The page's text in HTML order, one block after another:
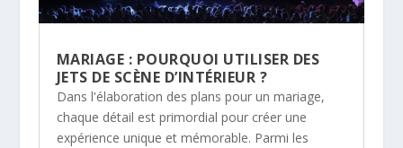
MARIAGE : POURQUOI UTILISER DES
JETS DE SCÈNE D’INTÉRIEUR ?
Dans l'élaboration des plans pour un mariage,
chaque détail est primordial pour créer une
expérience unique et mémorable. Parmi les